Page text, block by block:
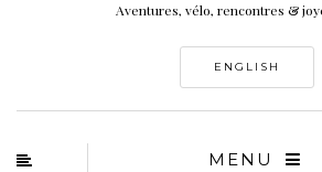
Aventures, vélo, rencontres &
ENGLISH
MENU